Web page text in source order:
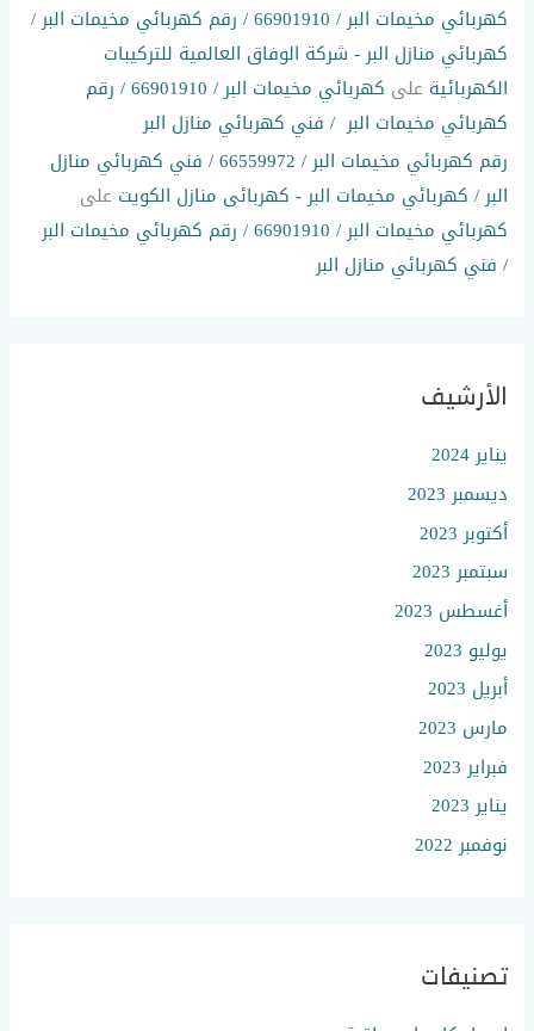
كهربائي مخيمات البر / 66901910 / رقم كهربائي مخيمات البر /
كهربائي منازل البر - شركة الوفاق العالمية للتركيبات
الكهربائية على
كهربائي مخيمات البر / 66901910 / رقم
كهربائي مخيمات البر / فني كهربائي منازل البر
رقم كهربائي مخيمات البر / 66559972 / فني كهربائي منازل
البر / كهربائي مخيمات البر - كهربائى منازل الكويت على
كهربائي مخيمات البر / 66901910 / رقم كهربائي مخيمات البر
/ فني كهربائي منازل البر
الأرشيف
يناير 2024
ديسمبر 2023
أكتوبر 2023
سبتمبر 2023
أغسطس 2023
يوليو 2023
أبريل 2023
مارس 2023
فبراير 2023
يناير 2023
نوفمبر 2022
تصنيفات